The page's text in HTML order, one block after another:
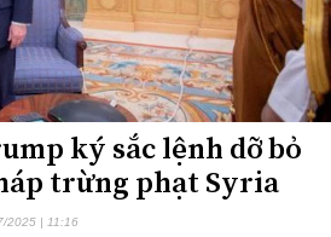
ký sắc lệnh dỡ bỏ
trừng phạt Syria
2025 | 11:16